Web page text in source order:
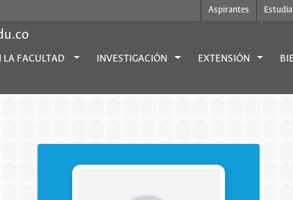
Aspirantes
LA FACULTAD INVESTIGACIÓN EXTENSIÓN